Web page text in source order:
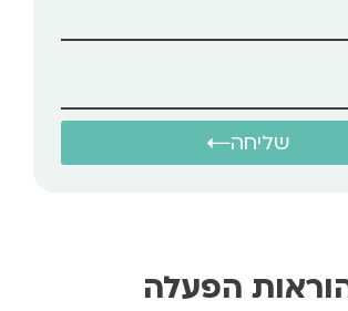
שליחה
הפעלה